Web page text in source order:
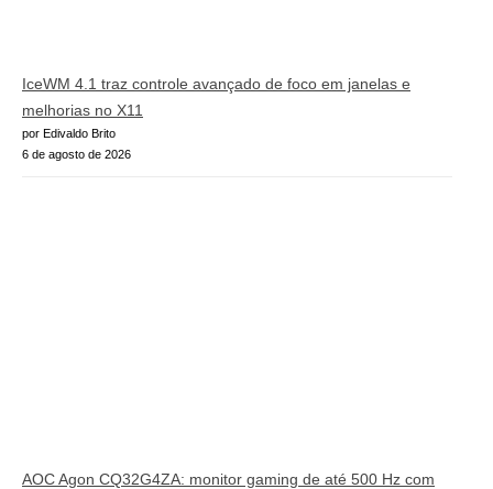
IceWM 4.1 traz controle avançado de foco em janelas e
melhorias no X11
por Edivaldo Brito
6 de agosto de 2026
AOC Agon CQ32G4ZA: monitor gaming de até 500 Hz com